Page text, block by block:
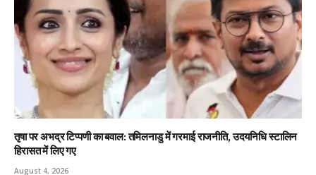
तृषा पर अभद्र टिप्पणी का बवाल: तमिलनाडु में गरमाई राजनीति, उदयनिधि स्टालिन
हिरासत में लिए गए
August 4, 2026